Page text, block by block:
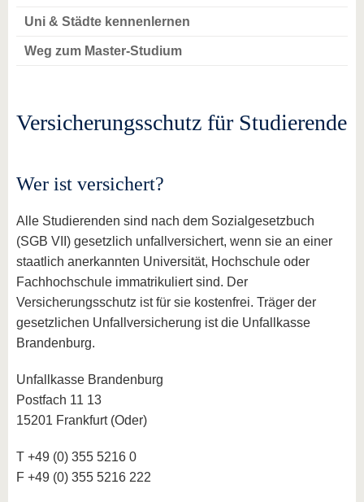
Uni & Städte kennenlernen
Weg zum Master-Studium
Versicherungsschutz für Studierende
Wer ist versichert?
Alle Studierenden sind nach dem Sozialgesetzbuch
(SGB VII) gesetzlich unfallversichert, wenn sie an einer
staatlich anerkannten Universität, Hochschule oder
Fachhochschule immatrikuliert sind. Der
Versicherungsschutz ist für sie kostenfrei. Träger der
gesetzlichen Unfallversicherung ist die Unfallkasse
Brandenburg.
Unfallkasse Brandenburg
Postfach 11 13
15201 Frankfurt (Oder)
T +49 (0) 355 5216 0
F +49 (0) 355 5216 222